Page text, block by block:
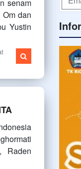
senam
dan
Yustin
Raden